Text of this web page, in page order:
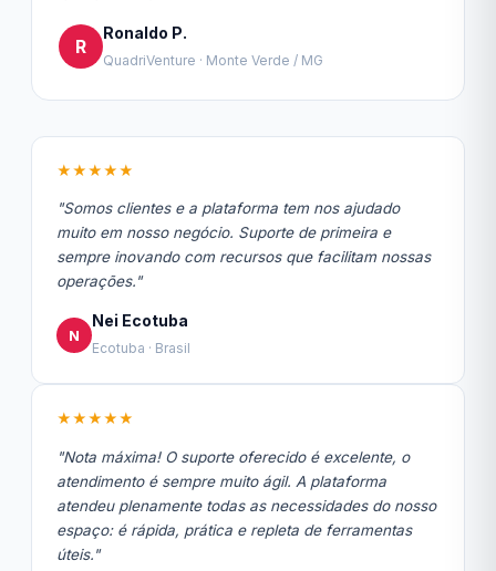
R
Ronaldo P.
QuadriVenture · Monte Verde / MG
★★★★★
"Somos clientes e a plataforma tem nos ajudado
muito em nosso negócio. Suporte de primeira e
sempre inovando com recursos que facilitam nossas
operações."
N
Nei Ecotuba
Ecotuba · Brasil
★★★★★
"Nota máxima! O suporte oferecido é excelente, o
atendimento é sempre muito ágil. A plataforma
atendeu plenamente todas as necessidades do nosso
espaço: é rápida, prática e repleta de ferramentas
úteis."